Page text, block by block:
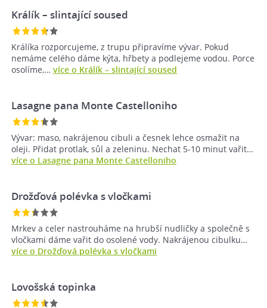
Králík – slintající soused
Králíka rozporcujeme, z trupu připravíme vývar. Pokud
nemáme celého dáme kýta, hřbety a podlejeme vodou. Porce
osolíme,… více o Králík – slintající soused
Lasagne pana Monte Castelloniho
Vývar: maso, nakrájenou cibuli a česnek lehce osmažit na
oleji. Přidat protlak, sůl a zeleninu. Nechat 5-10 minut vařit…
více o Lasagne pana Monte Castelloniho
Drožďová polévka s vločkami
Mrkev a celer nastrouháme na hrubší nudličky a společně s
vločkami dáme vařit do osolené vody. Nakrájenou cibulku…
více o Drožďová polévka s vločkami
Lovošská topinka